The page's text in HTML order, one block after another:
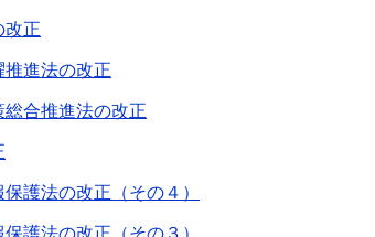
改正
推進法の改正
総合推進法の改正
護法の改正（その４）